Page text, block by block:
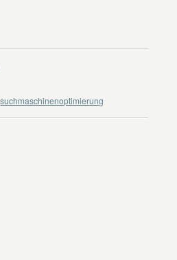
suchmaschinenoptimierung